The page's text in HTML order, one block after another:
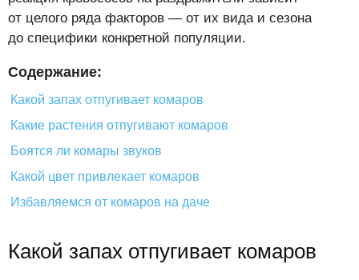
от целого ряда факторов — от их вида и сезона
до специфики конкретной популяции.
Содержание:
Какой запах отпугивает комаров
Какие растения отпугивают комаров
Боятся ли комары звуков
Какой цвет привлекает комаров
Избавляемся от комаров на даче
Какой запах отпугивает комаров